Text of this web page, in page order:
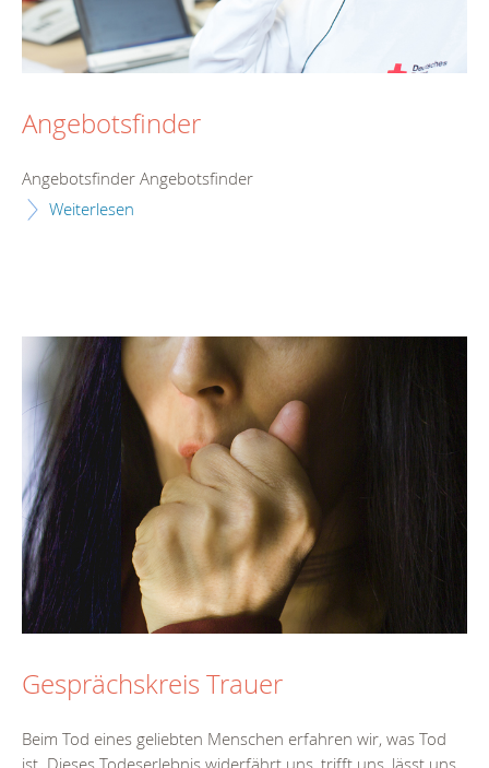
Angebotsfinder
Angebotsfinder Angebotsfinder
Weiterlesen
Gesprächskreis Trauer
Beim Tod eines geliebten Menschen erfahren wir, was Tod